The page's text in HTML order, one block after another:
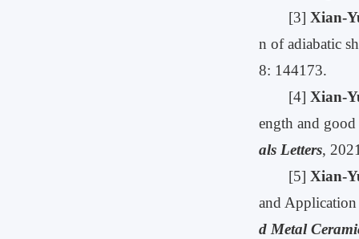
[3] Xian-
n of adiabatic
8: 144173.
[4] Xian-
ength and
als Letters,
[5] Xian-
and
d Metal